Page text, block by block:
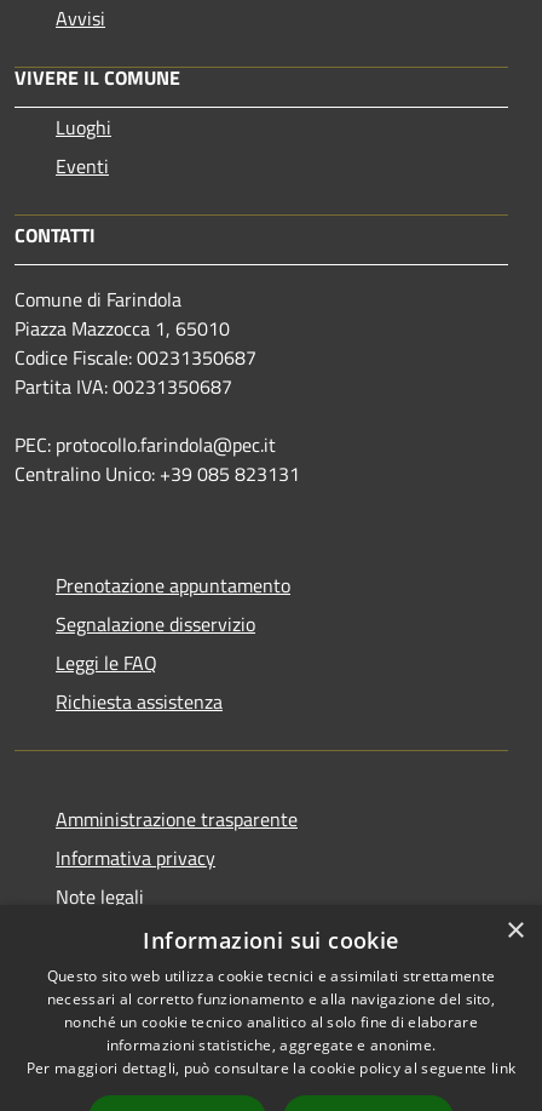
Avvisi
VIVERE IL COMUNE
Luoghi
Eventi
CONTATTI
Comune di Farindola
Piazza Mazzocca 1, 65010
Codice Fiscale: 00231350687
Partita IVA: 00231350687
PEC: protocollo.farindola@pec.it
Centralino Unico: +39 085 823131
Prenotazione appuntamento
Segnalazione disservizio
Leggi le FAQ
Richiesta assistenza
Amministrazione trasparente
Informativa privacy
Note legali
Dichiarazione di accessibilità
RSS
Accessibilità
Copyright © 2026 • Comune di
Farindola • Powered by
×
Informazioni sui cookie
Questo sito web utilizza cookie tecnici e assimilati strettamente
necessari al corretto funzionamento e alla navigazione del sito,
nonché un cookie tecnico analitico al solo fine di elaborare
informazioni statistiche, aggregate e anonime.
Per maggiori dettagli, può consultare la cookie policy al seguente link